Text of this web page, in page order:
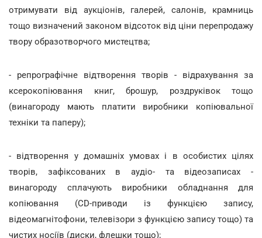
отримувати від аукціонів, галерей, салонів, крамниць
тощо визначений законом відсоток від ціни перепродажу
твору образотворчого мистецтва;
- репрографічне відтворення творів - відрахування за
ксерокопіювання книг, брошур, роздруківок тощо
(винагороду мають платити виробники копіювальної
техніки та паперу);
- відтворення у домашніх умовах і в особистих цілях
творів, зафіксованих в аудіо- та відеозаписах -
винагороду сплачують виробники обладнання для
копіювання (CD-приводи із функцією запису,
відеомагнітофони, телевізори з функцією запису тощо) та
чистих носіїв (диски, флешки тощо);